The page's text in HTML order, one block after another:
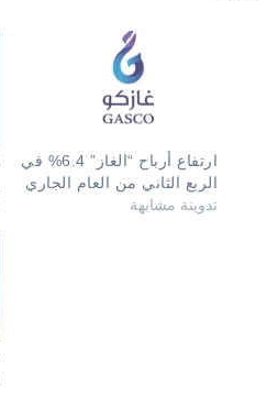
ارتفاع أرباح “الغاز” 6.4% في
الربع الثاني من العام الجاري
تدوينة مشابهة